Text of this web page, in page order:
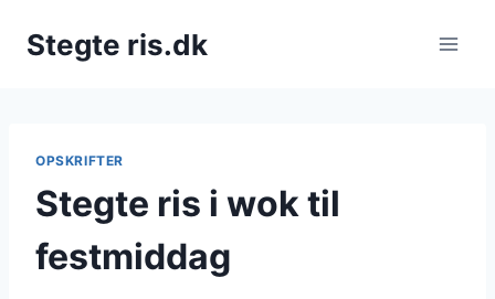
Stegte ris.dk
OPSKRIFTER
Stegte ris i wok til
festmiddag